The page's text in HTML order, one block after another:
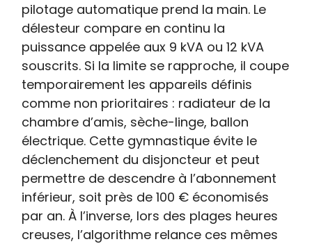
pilotage automatique prend la main. Le
délesteur compare en continu la
puissance appelée aux 9 kVA ou 12 kVA
souscrits. Si la limite se rapproche, il coupe
temporairement les appareils définis
comme non prioritaires : radiateur de la
chambre d’amis, sèche-linge, ballon
électrique. Cette gymnastique évite le
déclenchement du disjoncteur et peut
permettre de descendre à l’abonnement
inférieur, soit près de 100 € économisés
par an. À l’inverse, lors des plages heures
creuses, l’algorithme relance ces mêmes